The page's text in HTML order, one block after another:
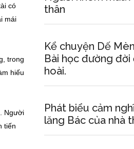
có
mái
trong
hiếu
Người
tiến
thân
Kể chuyện Dế
Bài học đường
hoài.
Phát biểu cảm
lăng Bác của nhà